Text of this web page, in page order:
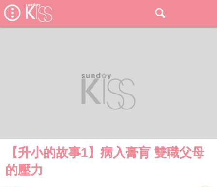
【升小的故事1】病入膏肓 雙職父母
的壓力